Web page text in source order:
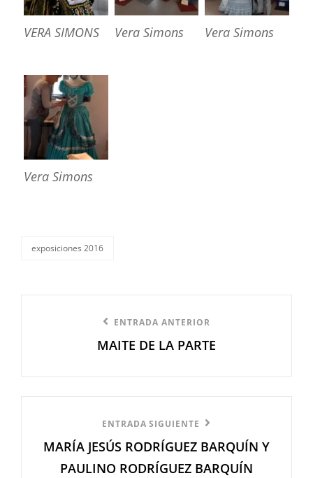
VERA SIMONS Vera Simons Vera Simons
Vera Simons
categorías
exposiciones 2016
ENTRADA ANTERIOR
MAITE DE LA PARTE
siguiente
ENTRADA SIGUIENTE
MARÍA JESÚS RODRÍGUEZ BARQUÍN Y
PAULINO RODRÍGUEZ BARQUÍN